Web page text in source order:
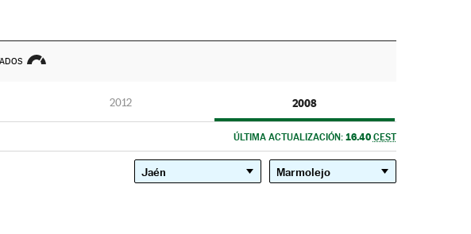
2012 2008
ÚLTIMA ACTUALIZACIÓN: 16.40 CEST